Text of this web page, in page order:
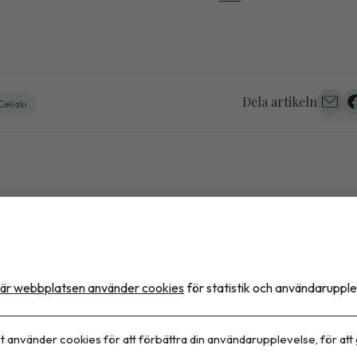
Dela artikeln
narrativ översikt visar att det saknas vetenskapligt
webbplatsen använder cookies för statistik och
använder cookies för att förbättra din användarupplevelse, för att